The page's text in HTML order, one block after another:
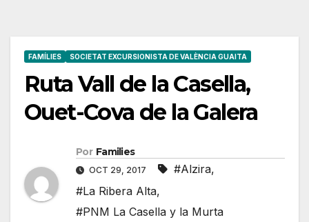
FAMÍLIES SOCIETAT EXCURSIONISTA DE VALÈNCIA GUAITA
Ruta Vall de la Casella,
Ouet-Cova de la Galera
Por Families
OCT 29, 2017 #Alzira,
#La Ribera Alta,
#PNM La Casella y la Murta